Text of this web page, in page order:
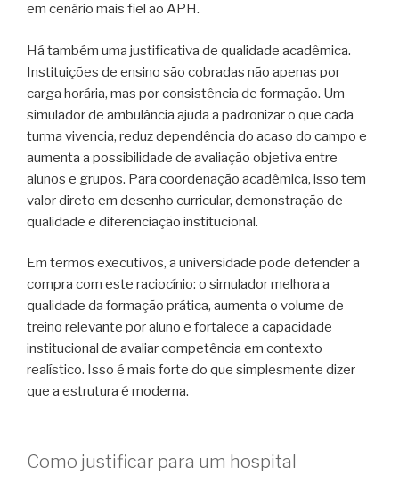
em cenário mais fiel ao APH.
Há também uma justificativa de qualidade acadêmica.
Instituições de ensino são cobradas não apenas por
carga horária, mas por consistência de formação. Um
simulador de ambulância ajuda a padronizar o que cada
turma vivencia, reduz dependência do acaso do campo e
aumenta a possibilidade de avaliação objetiva entre
alunos e grupos. Para coordenação acadêmica, isso tem
valor direto em desenho curricular, demonstração de
qualidade e diferenciação institucional.
Em termos executivos, a universidade pode defender a
compra com este raciocínio: o simulador melhora a
qualidade da formação prática, aumenta o volume de
treino relevante por aluno e fortalece a capacidade
institucional de avaliar competência em contexto
realístico. Isso é mais forte do que simplesmente dizer
que a estrutura é moderna.
Como justificar para um hospital